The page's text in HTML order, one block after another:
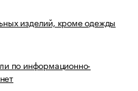
изделий, кроме одежды
по информационно-